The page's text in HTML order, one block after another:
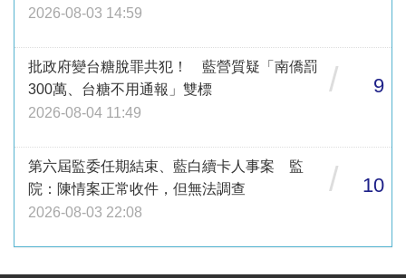
2026-08-03 14:59
批政府變台糖脫罪共犯！ 藍營質疑「南僑罰
300萬、台糖不用通報」雙標
2026-08-04 11:49
/ 9
第六屆監委任期結束、藍白續卡人事案 監
院：陳情案正常收件，但無法調查
2026-08-03 22:08
/ 10